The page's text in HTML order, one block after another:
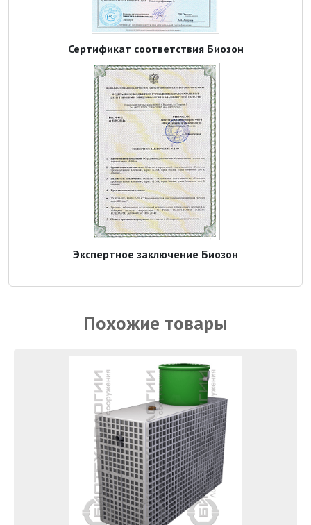
Сертификат соответствия Биозон
Экспертное заключение Биозон
Похожие товары